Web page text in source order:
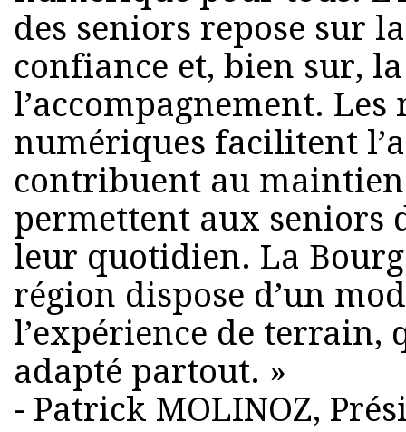
des seniors repose sur
confiance et, bien sur,
l’accompagnement. Les
numériques facilitent
contribuent au
permettent aux seniors
leur quotidien. La
région dispose d’un
l’expérience de terrain,
adapté partout. »
- Patrick MOLINOZ,